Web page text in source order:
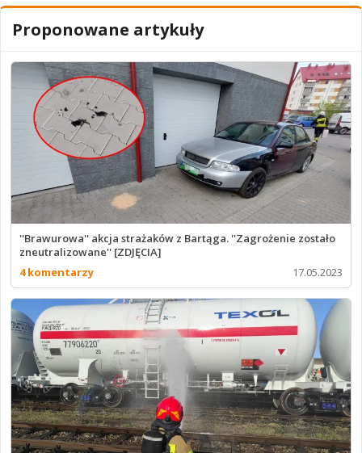
Proponowane artykuły
''Brawurowa'' akcja strażaków z Bartąga. ''Zagrożenie zostało
zneutralizowane'' [ZDJĘCIA]
4 komentarzy
17.05.2023